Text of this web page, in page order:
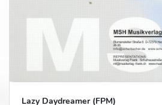
Lazy Daydreamer (FPM)